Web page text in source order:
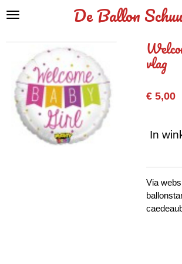
Ga
hoofdinhoud
De Ballon
vlag
€ 5,00
In
Via